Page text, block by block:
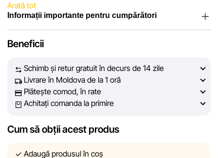
Arată tot
Informații importante pentru cumpărători
încrederea clienților noștri. În fiecare zi depunem eforturi
prezentate pe site să fie cât mai complete, obiective și
actuale. Scopul nostru este să vă oferim informații corecte și
veridice, pentru ca dvs. să puteți lua cea mai bună decizie
de cumpărare.
Cu toate acestea, în ciuda controlului constant, Sportlandia
afișate pe site, din cauza unor posibile erori tehnice sau
Beneficii
Schimb și retur gratuit în decurs de 14 zile
Livrare în Moldova de la 1 oră
Plătește comod, în rate
Achitați comanda la primire
Cum să obții acest produs
Adaugă produsul în coș